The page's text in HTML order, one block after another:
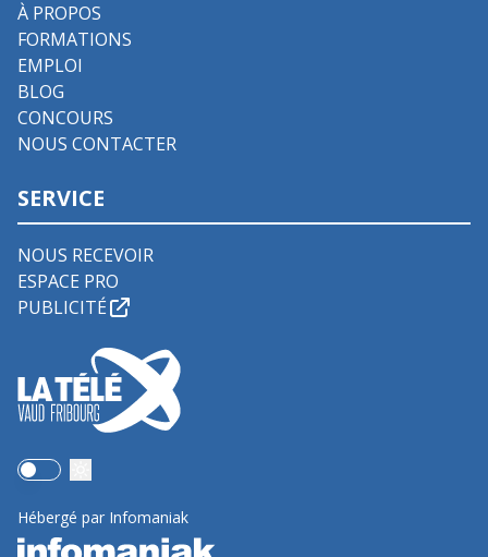
À PROPOS
FORMATIONS
EMPLOI
BLOG
CONCOURS
NOUS CONTACTER
SERVICE
NOUS RECEVOIR
ESPACE PRO
PUBLICITÉ
Use setting
Hébergé par Infomaniak